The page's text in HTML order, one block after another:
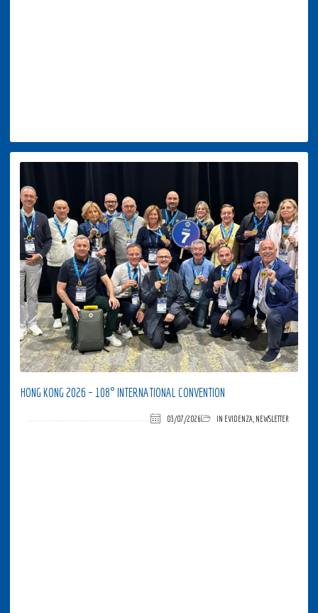
HONG KONG 2026 – 108° INTERNATIONAL CONVENTION
03/07/2026 IN EVIDENZA NEWSLETTER